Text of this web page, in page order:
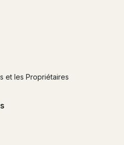
et les Propriétaires